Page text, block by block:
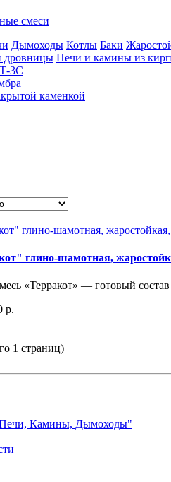
смеси
Дымоходы Котлы Баки
дровницы Печи и камины из
глино-шамотная,
«Терракот» — готовый
р.
1 страниц)
Камины, Дымоходы"